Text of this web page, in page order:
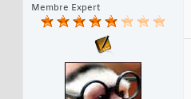
Membre Expert